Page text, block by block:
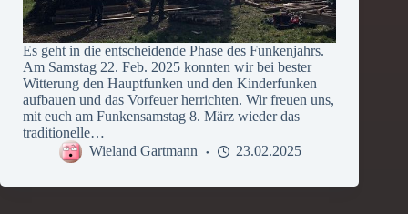
Es geht in die entscheidende Phase des Funkenjahrs.
Am Samstag 22. Feb. 2025 konnten wir bei bester
Witterung den Hauptfunken und den Kinderfunken
aufbauen und das Vorfeuer herrichten. Wir freuen uns,
mit euch am Funkensamstag 8. März wieder das
traditionelle…
Wieland Gartmann
23.02.2025